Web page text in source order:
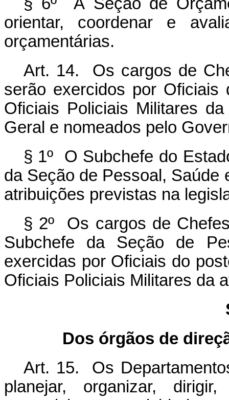
orientar, coordenar e
orçamentárias.
Art. 14. Os cargos de
serão exercidos por
Oficiais Policiais Militares
Geral e nomeados pelo
§ 1º O Subchefe do
da Seção de Pessoal, Saúde
atribuições previstas na
§ 2º Os cargos de
Subchefe da Seção de
exercidas por Oficiais do
Oficiais Policiais Militares da
Dos órgãos de
Art. 15. Os
planejar, organizar,